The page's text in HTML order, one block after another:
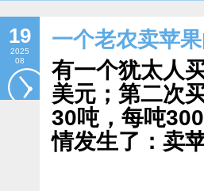
19
2025
08
一个老农卖苹
有一个犹太人
美元；第二次
30吨，每吨
情发生了：卖